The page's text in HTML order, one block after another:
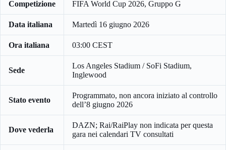
Competizione FIFA World Cup 2026, Gruppo G
Data italiana Martedì 16 giugno 2026
Ora italiana 03:00 CEST
Sede
Los Angeles Stadium / SoFi Stadium,
Inglewood
Stato evento
Programmato, non ancora iniziato al controllo
dell’8 giugno 2026
Dove vederla
DAZN; Rai/RaiPlay non indicata per questa
gara nei calendari TV consultati